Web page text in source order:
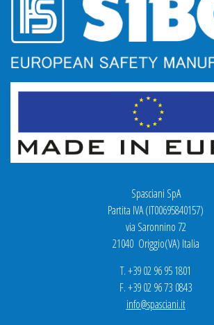
Spasciani SpA
Partita IVA (IT00695840157)
via Saronnino 72
21040 Origgio(VA) Italia
T. +39 02 96 95 1801
F. +39 02 96 73 0843
info@spasciani.it